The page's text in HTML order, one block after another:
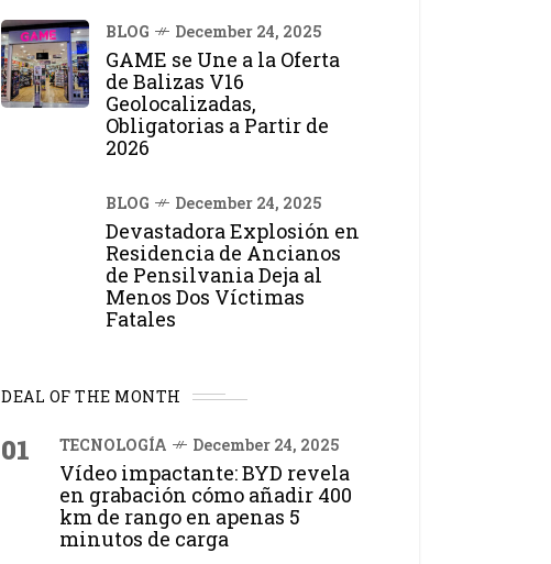
BLOG December 24, 2025
GAME se Une a la Oferta
de Balizas V16
Geolocalizadas,
Obligatorias a Partir de
2026
BLOG December 24, 2025
Devastadora Explosión en
Residencia de Ancianos
de Pensilvania Deja al
Menos Dos Víctimas
Fatales
DEAL OF THE MONTH
01 TECNOLOGÍA December 24, 2025
Vídeo impactante: BYD revela
en grabación cómo añadir 400
km de rango en apenas 5
minutos de carga